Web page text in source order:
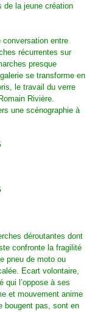
de la jeune création
entre
récurrentes sur
presque
se transforme en
le travail du verre
Rivière.
une scénographie à
déroutantes dont
confronte la fragilité
pneu de moto ou
Ecart volontaire,
qui l’oppose à ses
et mouvement anime
bougent pas, sont en